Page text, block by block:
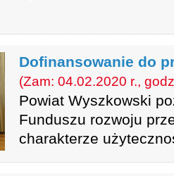
Dofinansowanie do
(Zam: 04.02.2020 r.,
Powiat Wyszkowski
Funduszu rozwoju
charakterze